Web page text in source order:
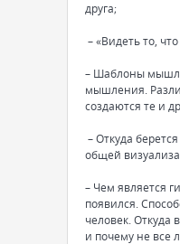
друга;
– «Видеть то, что
– Шаблоны
мышления.
создаются те и
– Откуда
общей
– Чем является
появился.
человек. Откуда
и почему не все